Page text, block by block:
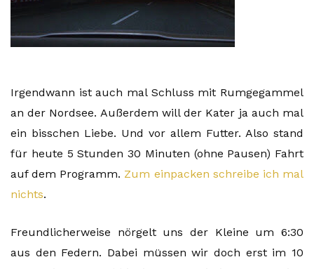
Irgendwann ist auch mal Schluss mit Rumgegammel
an der Nordsee. Außerdem will der Kater ja auch mal
ein bisschen Liebe. Und vor allem Futter. Also stand
für heute 5 Stunden 30 Minuten (ohne Pausen) Fahrt
auf dem Programm. Zum einpacken schreibe ich mal
nichts.
Freundlicherweise nörgelt uns der Kleine um 6:30
aus den Federn. Dabei müssen wir doch erst im 10